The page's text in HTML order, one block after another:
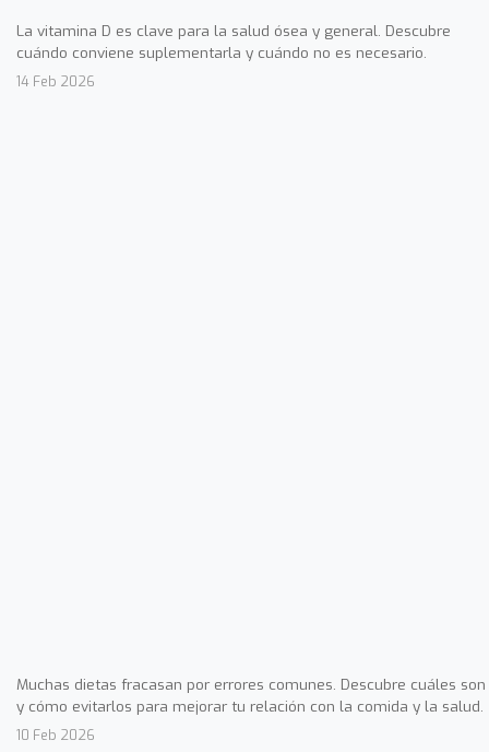
La vitamina D es clave para la salud ósea y general. Descubre
cuándo conviene suplementarla y cuándo no es necesario.
14 Feb 2026
Muchas dietas fracasan por errores comunes. Descubre cuáles son
y cómo evitarlos para mejorar tu relación con la comida y la salud.
10 Feb 2026